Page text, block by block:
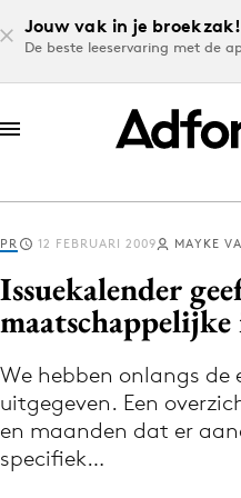
Jouw vak in je broekzak!
De beste leeservaring met de
Log in
Volg het laatste
PR 12 FEBRUARI 2009 MAYKE
Issuekalender
We hebben onlangs de
uitgegeven. Een
en maanden dat er
specifiek…